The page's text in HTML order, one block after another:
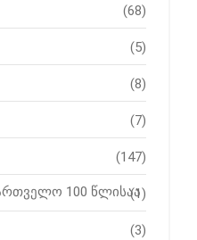
(68)
(5)
(8)
(7)
(147)
100 წლისაა
(1)
(3)